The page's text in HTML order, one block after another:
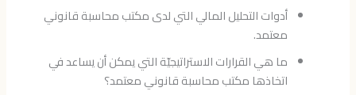
أدوات التحليل المالي التي لدى مكتب محاسبة قانوني
معتمد.
ما هي القرارات الاستراتيجيّة التي يمكن أن يساعد في
اتخاذها مكتب محاسبة قانوني معتمد؟